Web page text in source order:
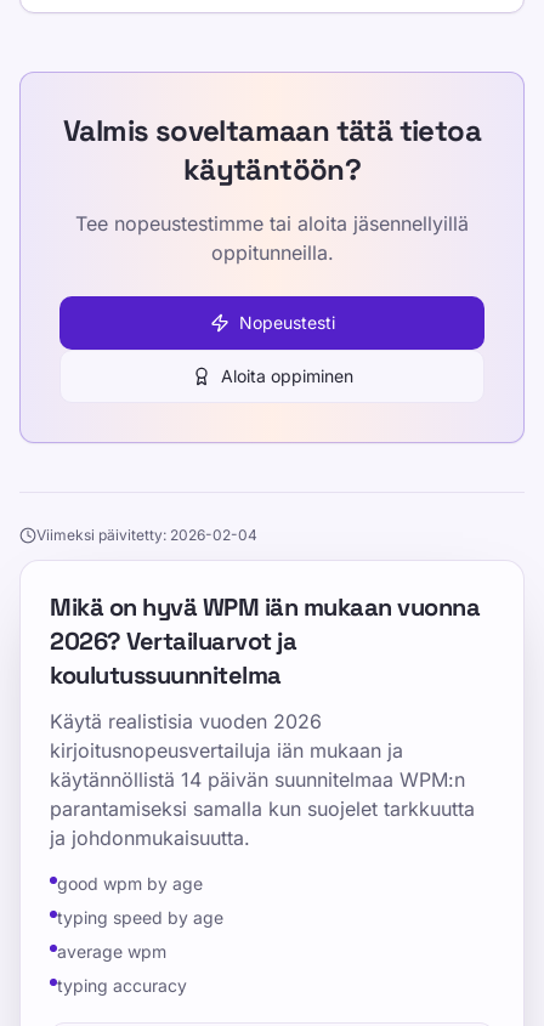
Valmis soveltamaan tätä tietoa
käytäntöön?
Tee nopeustestimme tai aloita jäsennellyillä
oppitunneilla.
Nopeustesti
Aloita oppiminen
Viimeksi päivitetty: 2026-02-04
Mikä on hyvä WPM iän mukaan vuonna
2026? Vertailuarvot ja
koulutussuunnitelma
Käytä realistisia vuoden 2026
kirjoitusnopeusvertailuja iän mukaan ja
käytännöllistä 14 päivän suunnitelmaa WPM:n
parantamiseksi samalla kun suojelet tarkkuutta
ja johdonmukaisuutta.
good wpm by age
typing speed by age
average wpm
typing accuracy